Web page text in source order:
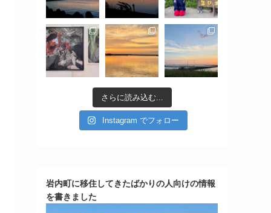
さらに読み込む...
Instagram でフォロー
岩内町に移住してきたばかりの人向けの情報
を書きました